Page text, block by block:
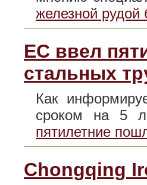
железной рудой
ЕС ввел
стальных
Как
сроком на 5
пятилетние
Chongqing